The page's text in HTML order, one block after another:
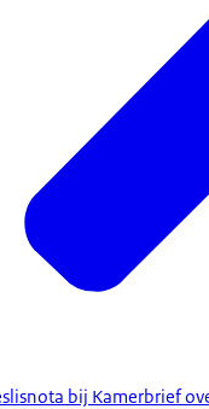
bij Kamerbrief